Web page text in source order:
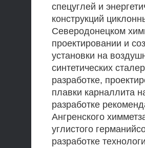
спецуглей и
конструкций
Северодонецком
проектировании и
установки на
синтетических
разработке,
плавки карналлита
разработке
Ангренского
углистого
разработке